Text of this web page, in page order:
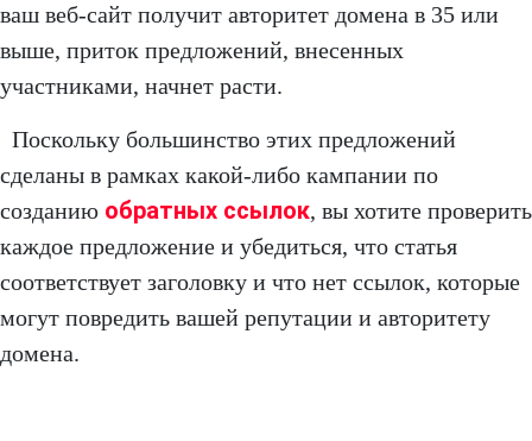
ваш веб-сайт получит авторитет домена в 35 или
выше, приток предложений, внесенных
участниками, начнет расти.
Поскольку большинство этих предложений
сделаны в рамках какой-либо кампании по
созданию обратных ссылок, вы хотите проверить
каждое предложение и убедиться, что статья
соответствует заголовку и что нет ссылок, которые
могут повредить вашей репутации и авторитету
домена.